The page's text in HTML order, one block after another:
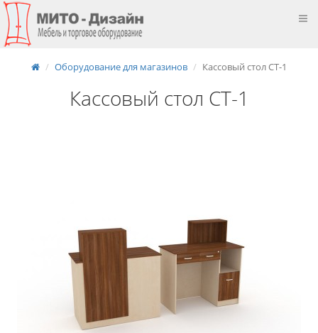
Оборудование для магазинов Кассовый стол СТ-1
Кассовый стол СТ-1